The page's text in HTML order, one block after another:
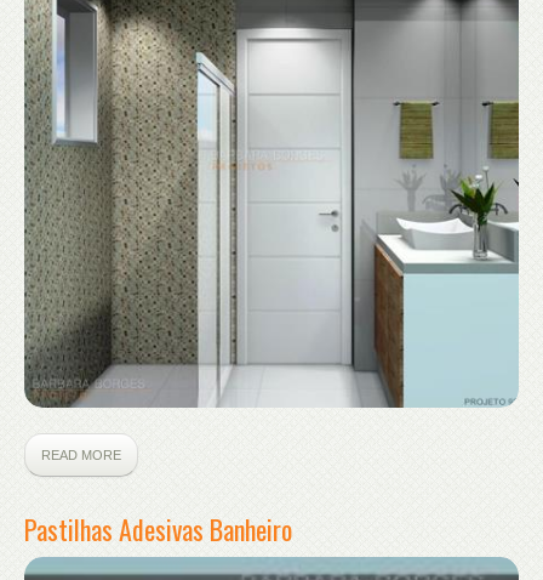
READ MORE
Pastilhas Adesivas Banheiro